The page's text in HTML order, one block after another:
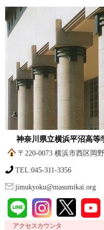
神奈川県立横浜平沼高等
〒220-0073 横浜市西区岡
TEL:045-311-3356
jimukyoku@masumikai.org
アクセスカウンタ